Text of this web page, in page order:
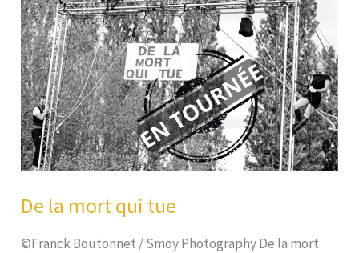
De la mort qui tue
©Franck Boutonnet / Smoy Photography De la mort